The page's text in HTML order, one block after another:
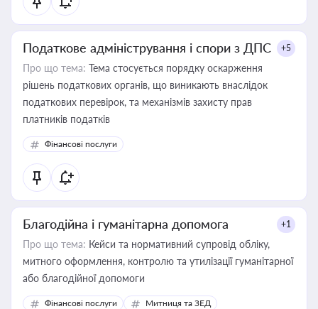
Податкове адміністрування і спори з ДПС +5
Про що тема: Тема стосується порядку оскарження
рішень податкових органів, що виникають внаслідок
податкових перевірок, та механізмів захисту прав
платників податків
Фінансові послуги
Благодійна і гуманітарна допомога +1
Про що тема: Кейси та нормативний супровід обліку,
митного оформлення, контролю та утилізації гуманітарної
або благодійної допомоги
Фінансові послуги Митниця та ЗЕД